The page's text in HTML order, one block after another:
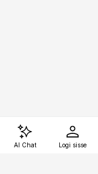
AI Chat Logi sisse